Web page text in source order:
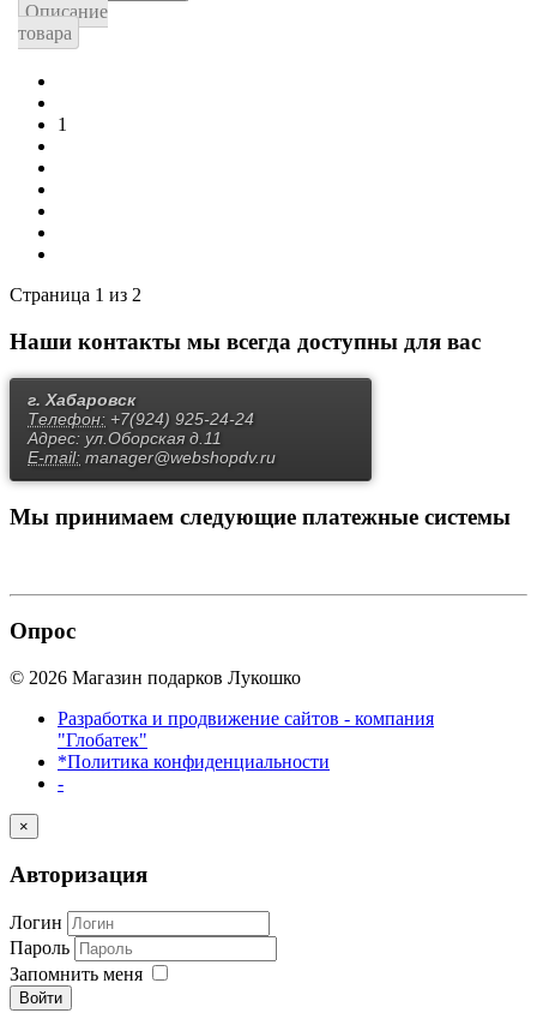
Описание
товара
1
Страница 1 из 2
Наши контакты мы всегда доступны для вас
г. Хабаровск
Телефон: +7(924) 925-24-24
Адрес: ул.Оборская д.11
E-mail: manager@webshopdv.ru
Мы принимаем следующие платежные системы
Опрос
© 2026 Магазин подарков Лукошко
Разработка и продвижение сайтов - компания
"Глобатек"
*Политика конфиденциальности
-
×
Авторизация
Логин
Пароль
Запомнить меня
Войти